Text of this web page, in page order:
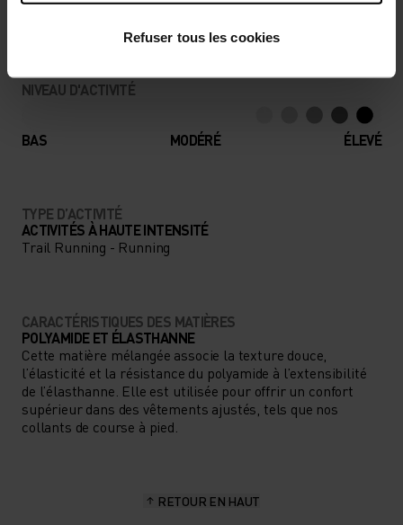
Refuser tous les cookies
NIVEAU D'ACTIVITÉ
BAS MODÉRÉ ÉLEVÉ
TYPE D’ACTIVITÉ
ACTIVITÉS À HAUTE INTENSITÉ
Trail Running - Running
CARACTÉRISTIQUES DES MATIÈRES
POLYAMIDE ET ÉLASTHANNE
Cette matière mélangée associe la texture douce,
l’élasticité et la résistance du polyamide à l’extensibilité
de l’élasthanne. Elle est utilisée pour offrir un confort
supérieur dans des vêtements ajustés, tels que nos
collants de course à pied.
RETOUR EN HAUT